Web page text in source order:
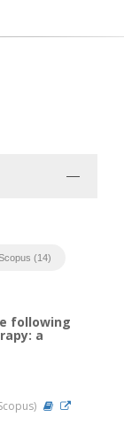
(14)
following
a